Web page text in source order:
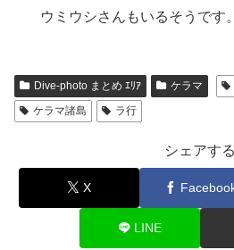
ウミウシさんもいるそうです。
Dive-photo まとめ ｴﾘｱ ケラマ
ケラマ諸島
ラ行
シェアする
X
LINE